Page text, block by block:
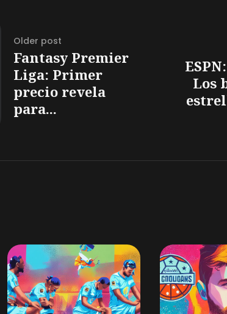
Older post
Fantasy Premier
Liga: Primer
precio revela
para...
Los